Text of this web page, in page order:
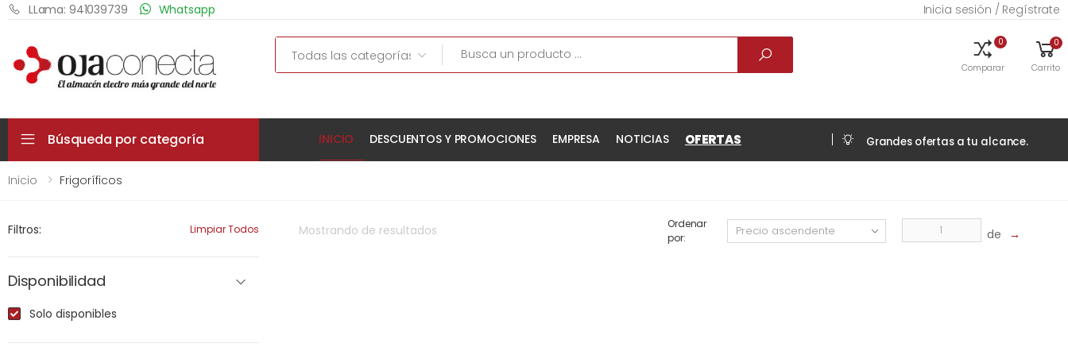
LLama: 941039739 Whatsapp Inicia sesión / Regístrate
Search 0
Comparar
0
Carrito
Búsqueda por categoría INICIO DESCUENTOS Y PROMOCIONES EMPRESA NOTICIAS OFERTAS Grandes ofertas a tu alcance.
Inicio Frigoríficos
Mostrando de resultados
Ordenar
por:
de →
Filtros: Limpiar Todos
Disponibilidad
Solo disponibles